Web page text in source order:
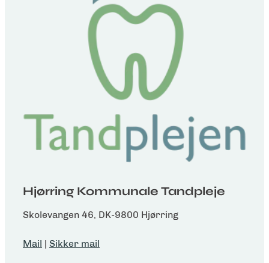
Hjørring Kommunale Tandpleje
Skolevangen 46, DK-9800 Hjørring
Mail | Sikker mail